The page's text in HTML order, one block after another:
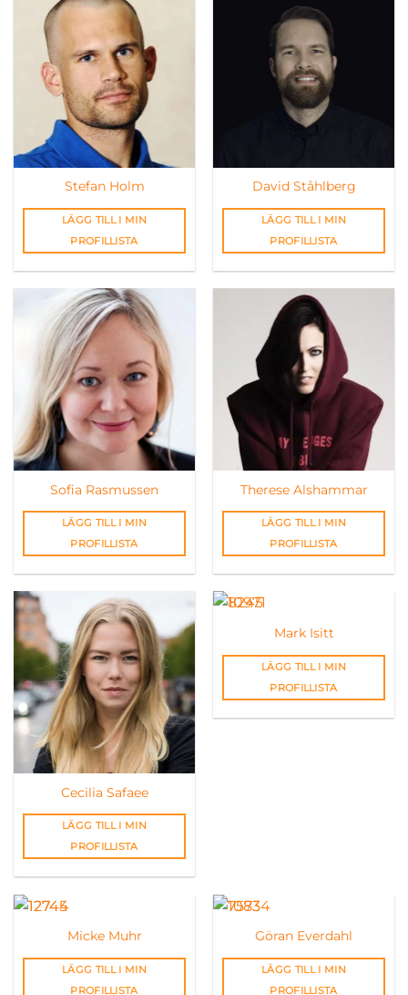
Stefan Holm
LÄGG TILL I MIN
PROFILLISTA
David Ståhlberg
LÄGG TILL I MIN
PROFILLISTA
Sofia Rasmussen
LÄGG TILL I MIN
PROFILLISTA
Therese Alshammar
LÄGG TILL I MIN
PROFILLISTA
Cecilia Safaee
LÄGG TILL I MIN
PROFILLISTA
Mark Isitt
LÄGG TILL I MIN
PROFILLISTA
Micke Muhr
LÄGG TILL I MIN
PROFILLISTA
Göran Everdahl
LÄGG TILL I MIN
PROFILLISTA